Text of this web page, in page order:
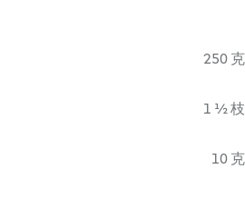
250 克
1 ½ 枝
10 克